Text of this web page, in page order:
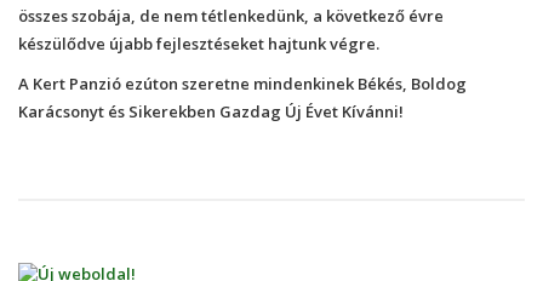
összes szobája, de nem tétlenkedünk, a következő évre
készülődve újabb fejlesztéseket hajtunk végre.
A Kert Panzió ezúton szeretne mindenkinek Békés, Boldog
Karácsonyt és Sikerekben Gazdag Új Évet Kívánni!